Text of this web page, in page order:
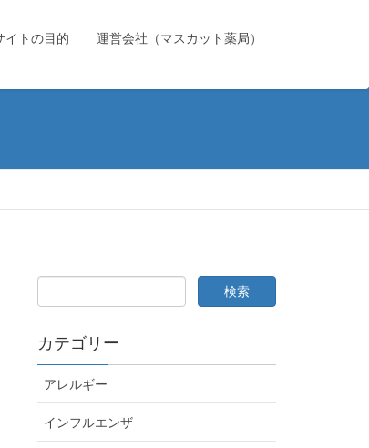
イトの目的 運営会社（マスカット薬局）
カテゴリー
アレルギー
インフルエンザ